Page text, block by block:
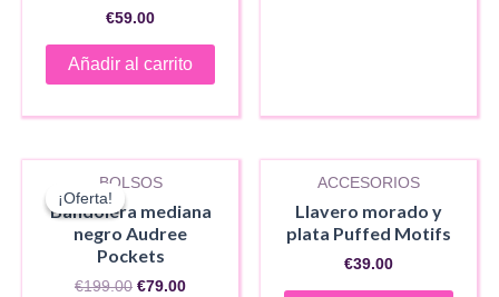
€59.00
Añadir al carrito
¡Oferta!
AGOTADO
¡Oferta!
BOLSOS
Bandolera mediana
negro Audree
Pockets
€199.00 El
€79.00El
ACCESORIOS
Llavero morado y
plata Puffed Motifs
€39.00